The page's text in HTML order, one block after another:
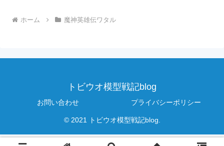
ホーム 魔神英雄伝ワタル
トビウオ模型戦記blog
お問い合わせ プライバシーポリシー
© 2021 トビウオ模型戦記blog.